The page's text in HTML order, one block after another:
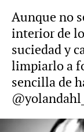
Aunque no
interior de
suciedad y
limpiarlo a
sencilla de